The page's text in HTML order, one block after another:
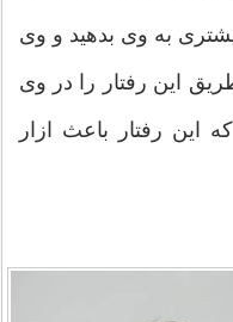
به وی بدهید و وی
طريق این رفتار را در وی
این رفتار باعث ازار